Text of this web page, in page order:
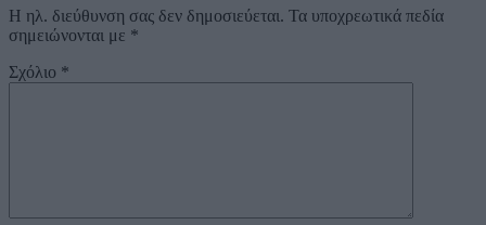
Η ηλ. διεύθυνση σας δεν δημοσιεύεται. Τα υποχρεωτικά πεδία
σημειώνονται με *
Σχόλιο *